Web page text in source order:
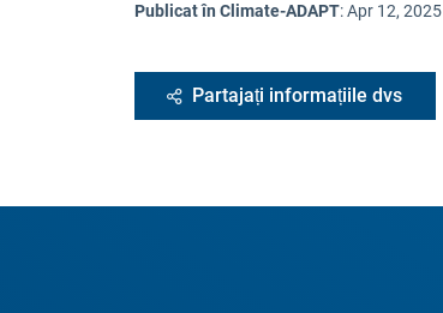
Publicat în Climate-ADAPT:Apr 12, 2025
Partajați informațiile dvs